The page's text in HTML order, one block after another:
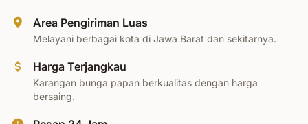
Area Pengiriman Luas
Melayani berbagai kota di Jawa Barat dan sekitarnya.
Harga Terjangkau
Karangan bunga papan berkualitas dengan harga
bersaing.